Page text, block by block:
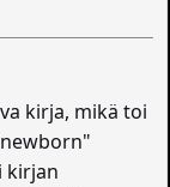
kirja, mikä toi
kirjan